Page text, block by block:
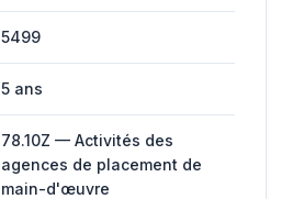
5499
5 ans
78.10Z — Activités des
agences de placement de
main-d'œuvre